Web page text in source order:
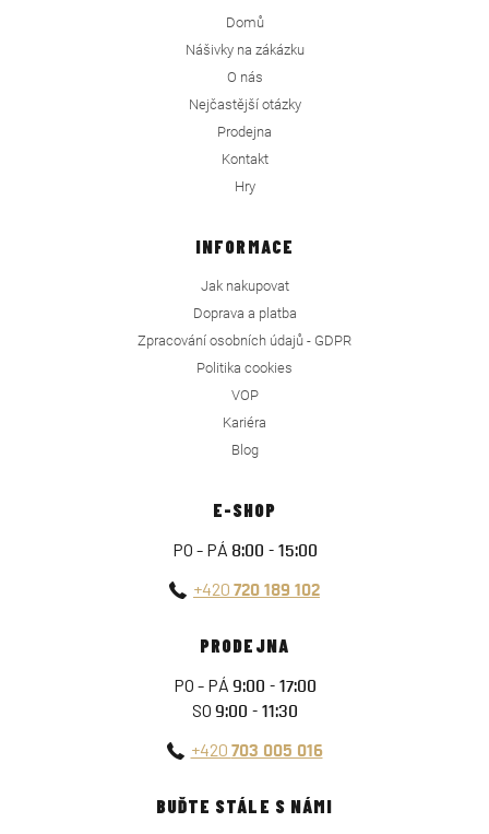
Domů
Nášivky na zákázku
O nás
Nejčastější otázky
Prodejna
Kontakt
Hry
INFORMACE
Jak nakupovat
Doprava a platba
Zpracování osobních údajů - GDPR
Politika cookies
VOP
Kariéra
Blog
E-SHOP
PO - PÁ 8:00 - 15:00
+420 720 189 102
PRODEJNA
PO - PÁ 9:00 - 17:00
SO 9:00 - 11:30
+420 703 005 016
BUĎTE STÁLE S NÁMI